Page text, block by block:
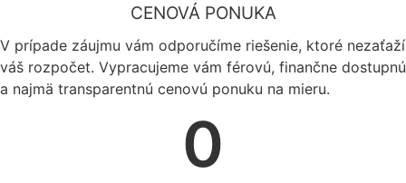
CENOVÁ PONUKA
V prípade záujmu vám odporučíme riešenie, ktoré nezaťaží
váš rozpočet. Vypracujeme vám férovú, finančne dostupnú
a najmä transparentnú cenovú ponuku na mieru.
0